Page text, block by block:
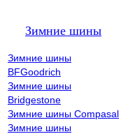
Зимние шины
Зимние шины
BFGoodrich
Зимние шины
Bridgestone
Зимние шины Compasal
Зимние шины